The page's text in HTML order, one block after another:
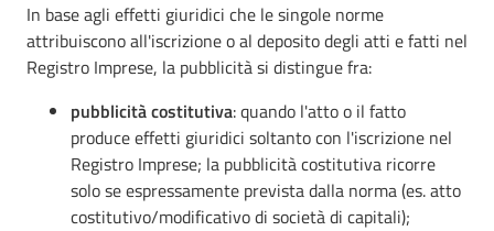
In base agli effetti giuridici che le singole norme
attribuiscono all'iscrizione o al deposito degli atti e fatti nel
Registro Imprese, la pubblicità si distingue fra:
pubblicità costitutiva: quando l'atto o il fatto
produce effetti giuridici soltanto con l'iscrizione nel
Registro Imprese; la pubblicità costitutiva ricorre
solo se espressamente prevista dalla norma (es. atto
costitutivo/modificativo di società di capitali);